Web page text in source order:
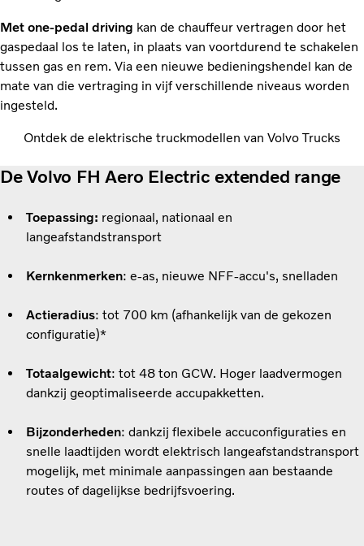
Met one-pedal driving kan de chauffeur vertragen door het
gaspedaal los te laten, in plaats van voortdurend te schakelen
tussen gas en rem. Via een nieuwe bedieningshendel kan de
mate van die vertraging in vijf verschillende niveaus worden
ingesteld.
Ontdek de elektrische truckmodellen van Volvo Trucks
De Volvo FH Aero Electric extended range
Toepassing: regionaal, nationaal en
langeafstandstransport
Kernkenmerken: e-as, nieuwe NFF-accu's, snelladen
Actieradius: tot 700 km (afhankelijk van de gekozen
configuratie)*
Totaalgewicht: tot 48 ton GCW. Hoger laadvermogen
dankzij geoptimaliseerde accupakketten.
Bijzonderheden: dankzij flexibele accuconfiguraties en
snelle laadtijden wordt elektrisch langeafstandstransport
mogelijk, met minimale aanpassingen aan bestaande
routes of dagelijkse bedrijfsvoering.